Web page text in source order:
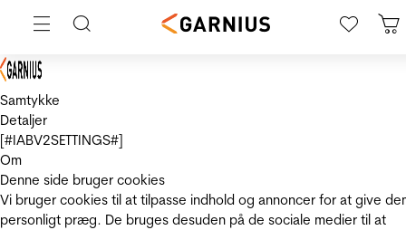
Samtykke
Detaljer
[#IABV2SETTINGS#]
Om
Denne side bruger cookies
Vi bruger cookies til at tilpasse indhold og annoncer for at give
personligt præg. De bruges desuden på de sociale medier til at